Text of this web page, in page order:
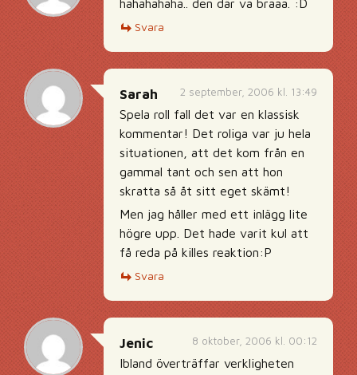
hahahahaha.. den där va braaa. :D
Svara
2 september, 2006 kl. 13:49
Sarah
Spela roll fall det var en klassisk
kommentar! Det roliga var ju hela
situationen, att det kom från en
gammal tant och sen att hon
skratta så åt sitt eget skämt!
Men jag håller med ett inlägg lite
högre upp. Det hade varit kul att
få reda på killes reaktion:P
Svara
8 oktober, 2006 kl. 00:12
Jenic
Ibland överträffar verkligheten